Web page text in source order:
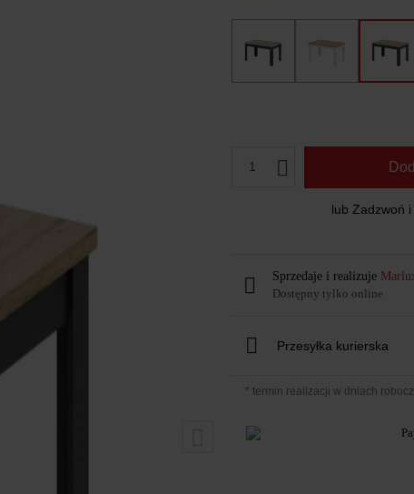
1
lub Zadzwoń
Sprzedaje i realizuje
Dostępny tylko online
Przesyłka kurierska
* termin realizacji w dniach